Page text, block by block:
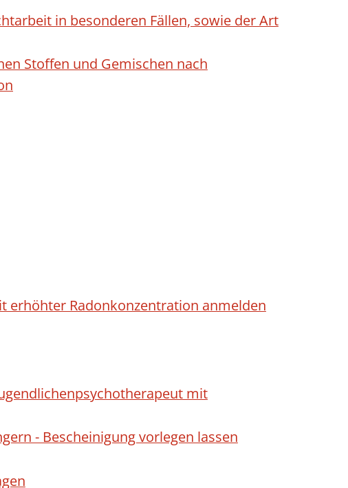
in besonderen Fällen, sowie der Art
Stoffen und Gemischen nach
erhöhter Radonkonzentration anmelden
mit
- Bescheinigung vorlegen lassen